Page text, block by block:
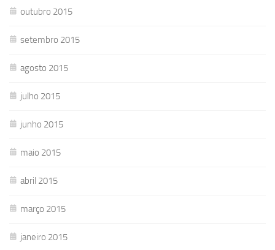
outubro 2015
setembro 2015
agosto 2015
julho 2015
junho 2015
maio 2015
abril 2015
março 2015
janeiro 2015